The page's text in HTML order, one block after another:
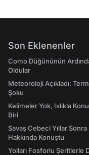
Son Eklenenler
Como Düğününün
Oldular
Meteoroloji Açıkladı:
Şoku
Kelimeler Yok, Islıkla
Biri
Savaş Cebeci Yıllar Sonra
Hakkında Konuştu
Yolları Fosforlu Şeritlerle